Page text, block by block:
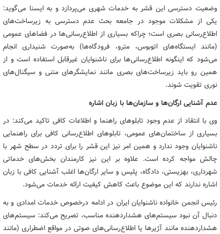
وضعیت دسترسی این قشر به خدمات شهری می‌پردازد و به ایسنا می‌گوید:
یکی از مشکلات موجود در جامعه بحث عدم دسترسی به زیرساخت‌های
اطلاع‌رسانی بصری است؛‌ چراکه بسیاری از اطلاع‌رسانی‌ها در فضاهای عمومی
(مانند ایستگاه‌های اتوبوس، مترو، فرودگاه‌ها) به‌صورت شنیداری انجام
می‌شود که اینگونه اطلاع‌رسانی‌ها برای ناشنوایان غیرقابل استفاده است و از
همین رو باید زیرساخت‌های بصری مانند نمایشگرهای متنی و سیگنال‌های
نوری تقویت شوند.
عدم آشنایی ارگان‌ها و سازمان‌ها با زبان اشاره
وی با انتقاد از عدم وجود تابلوهای راهنما و اطلاعات کافی تاکید می‌کند: در
بسیاری از ساختمان‌های عمومی، تابلوهای اطلاع‌رسانی کافی برای راهنمایی
ناشنوایان وجود ندارد و همین امر نیز این قشر را برای تردد در سطح شهر با
چالش مواجه کرده است. علاوه بر این نیز کارمندان بخش‌های خدماتی
شهرداری، بهزیستی، دادگاه، پلیس و سایر ارگان‌ها اغلب آشنایی کافی با زبان
اشاره ندارند که این موضوع باعث کاهش کیفیت ارائه خدمات می‌شود.
رئیس انجمن خانواده ناشنوایان ایران در ادامه درخصوص خدمات امدادی و به
دنبال آن نبود سیستم‌های هشداردهنده مناسب، تصریح می‌کند: سیستم‌های
هشداردهنده مانند آژیرها یا اطلاع‌رسانی‌های صوتی در مواقع اضطراری (مانند